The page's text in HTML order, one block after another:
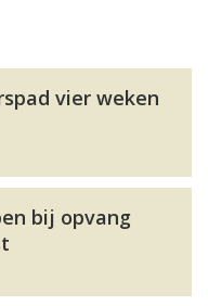
vier weken
bij opvang